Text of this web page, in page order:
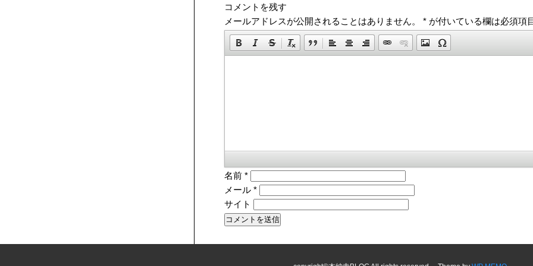
コメントを残す
メールアドレスが公開されることはありません。
* が付いている欄は必須項
名前 *
メール *
サイト